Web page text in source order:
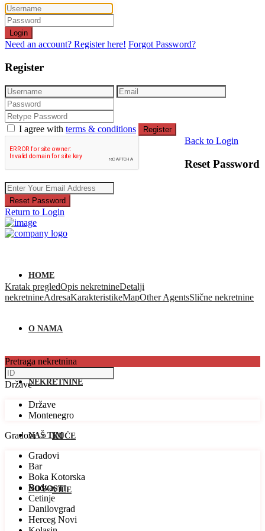
Login
Need an account? Register here! Forgot Password?
Register
I agree with terms & conditions Register
Back to Login
Reset Password
Reset Password
Return to Login
HOME
O NAMA
NEKRETNINE
KUĆE
VILE
NAŠ TIM
NOVOSTI
Kratak pregledOpis nekretnineDetalji
nekretnineAdresaKarakteristikeMapOther AgentsSlične nekretnine
Pretraga nekretnina
Države
Države
Montenegro
Gradovi
Gradovi
Bar
Boka Kotorska
Budva
Cetinje
Danilovgrad
Herceg Novi